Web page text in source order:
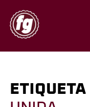
ETIQUETA